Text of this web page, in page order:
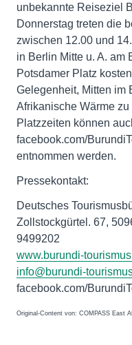
unbekannte Reiseziel
Donnerstag treten die
zwischen 12.00 und
in Berlin Mitte u. A. am
Potsdamer Platz
Gelegenheit, Mitten im
Afrikanische Wärme
Platzzeiten können
facebook.com/
entnommen werden.
Pressekontakt:
Deutsches
Zollstockgürtel. 67,
9499202
www.burundi-
info@burundi-
facebook.com/
Original-Content von: COMPASS East